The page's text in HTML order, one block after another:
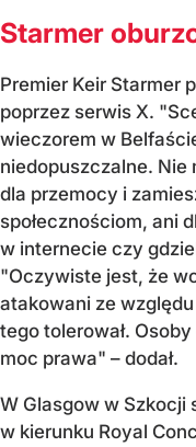
Starmer
Premier Keir Starmer
poprzez serwis X.
wieczorem w
niedopuszczalne. Nie
dla przemocy i
społecznościom, ani
w internecie czy
"Oczywiste jest, że
atakowani ze
tego tolerował.
moc prawa" – dodał.
W Glasgow w Szkocji
w kierunku Royal